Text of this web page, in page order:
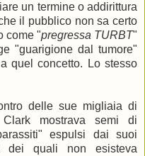
un termine o addirittura
il pubblico non sa certo
come "pregressa TURBT"
"guarigione dal tumore"
quel concetto. Lo stesso
delle sue migliaia di
mostrava semi di
espulsi dai suoi
dei quali non esisteva